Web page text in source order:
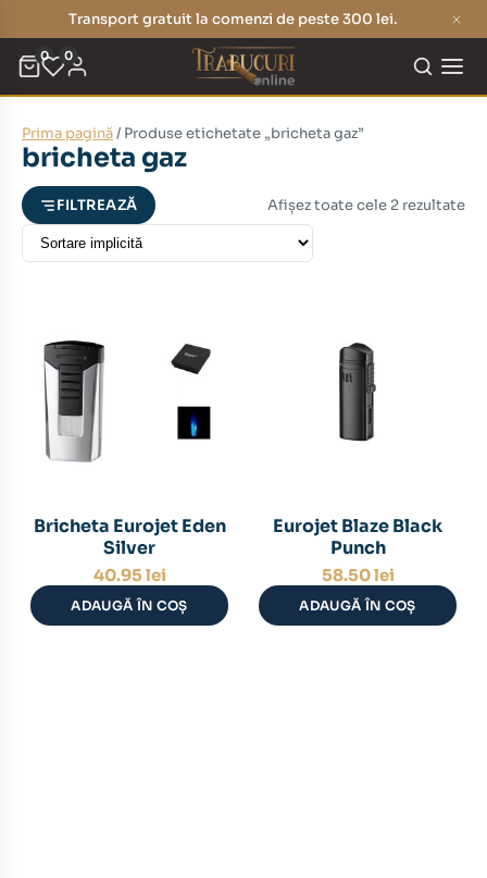
Transport gratuit la comenzi de peste 300 lei.
0 0
Prima pagină/ Produse etichetate „bricheta gaz”
bricheta gaz
FILTREAZĂ Afișez toate cele 2 rezultate
Bricheta Eurojet Eden
Silver
40.95 lei
ADAUGĂ ÎN COȘ
Eurojet Blaze Black
Punch
58.50lei
ADAUGĂ ÎN COȘ